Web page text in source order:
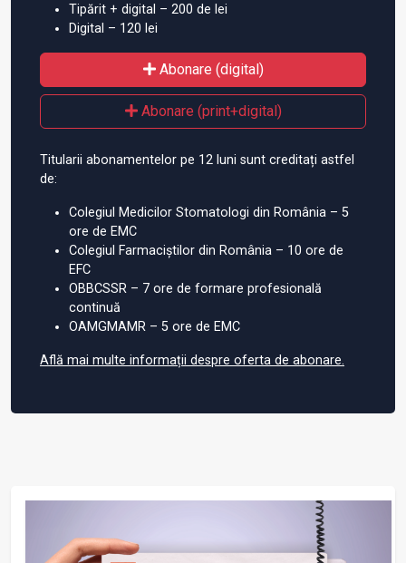
Tipărit + digital – 200 de lei
Digital – 120 lei
Abonare (digital)
Abonare (print+digital)
Titularii abonamentelor pe 12 luni sunt creditați astfel
de:
Colegiul Medicilor Stomatologi din România – 5
ore de EMC
Colegiul Farmaciștilor din România – 10 ore de
EFC
OBBCSSR – 7 ore de formare profesională
continuă
OAMGMAMR – 5 ore de EMC
Află mai multe informații despre oferta de abonare.